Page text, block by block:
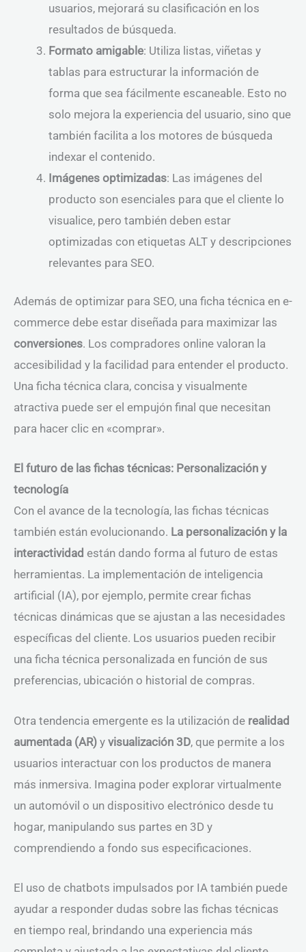
usuarios, mejorará su clasificación en los
resultados de búsqueda.
Formato amigable: Utiliza listas, viñetas y
tablas para estructurar la información de
forma que sea fácilmente escaneable. Esto no
solo mejora la experiencia del usuario, sino que
también facilita a los motores de búsqueda
indexar el contenido.
Imágenes optimizadas: Las imágenes del
producto son esenciales para que el cliente lo
visualice, pero también deben estar
optimizadas con etiquetas ALT y descripciones
relevantes para SEO.
Además de optimizar para SEO, una ficha técnica en e-
commerce debe estar diseñada para maximizar las
conversiones. Los compradores online valoran la
accesibilidad y la facilidad para entender el producto.
Una ficha técnica clara, concisa y visualmente
atractiva puede ser el empujón final que necesitan
para hacer clic en «comprar».
El futuro de las fichas técnicas: Personalización y
tecnología
Con el avance de la tecnología, las fichas técnicas
también están evolucionando. La personalización y la
interactividad están dando forma al futuro de estas
herramientas. La implementación de inteligencia
artificial (IA), por ejemplo, permite crear fichas
técnicas dinámicas que se ajustan a las necesidades
específicas del cliente. Los usuarios pueden recibir
una ficha técnica personalizada en función de sus
preferencias, ubicación o historial de compras.
Otra tendencia emergente es la utilización de realidad
aumentada (AR) y visualización 3D, que permite a los
usuarios interactuar con los productos de manera
más inmersiva. Imagina poder explorar virtualmente
un automóvil o un dispositivo electrónico desde tu
hogar, manipulando sus partes en 3D y
comprendiendo a fondo sus especificaciones.
El uso de chatbots impulsados por IA también puede
ayudar a responder dudas sobre las fichas técnicas
en tiempo real, brindando una experiencia más